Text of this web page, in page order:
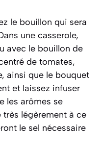
le bouillon qui sera
une casserole,
avec le bouillon de
de tomates,
ainsi que le bouquet
et laissez infuser
les arômes se
très légèrement à ce
le sel nécessaire